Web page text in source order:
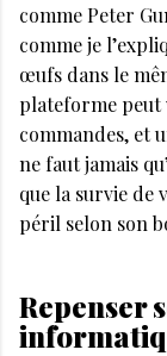
comme Peter
comme je
œufs dans le
plateforme peut
commandes, et
ne faut jamais
que la survie de
péril selon son
Repenser